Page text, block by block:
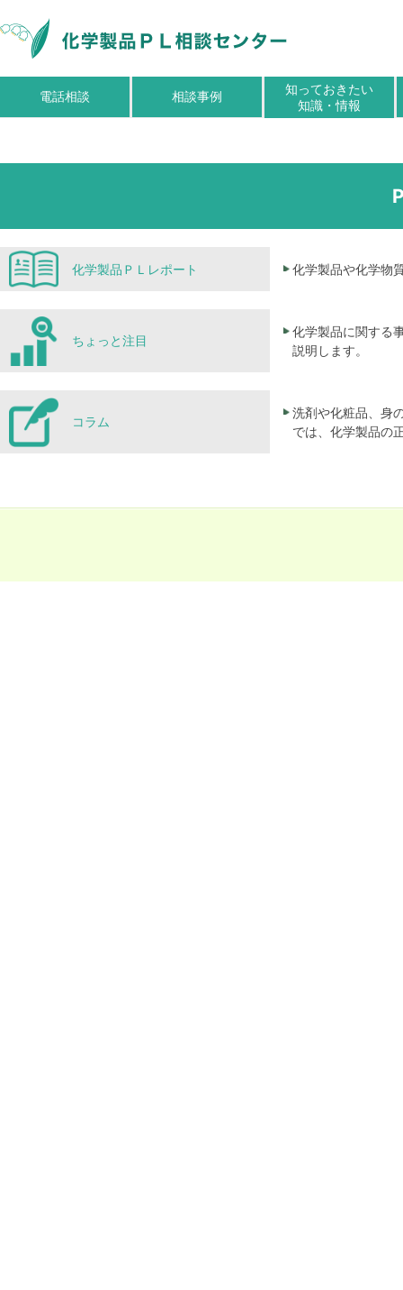
電話相談 相談事例
知っておきたい
知識・情報
化学製品ＰＬレポート 化学製品や化学物
ちょっと注目
化学製品に関する
説明します。
コラム
洗剤や化粧品、身
では、化学製品の